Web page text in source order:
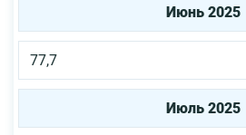
Июнь 2025
77,7
Июль 2025